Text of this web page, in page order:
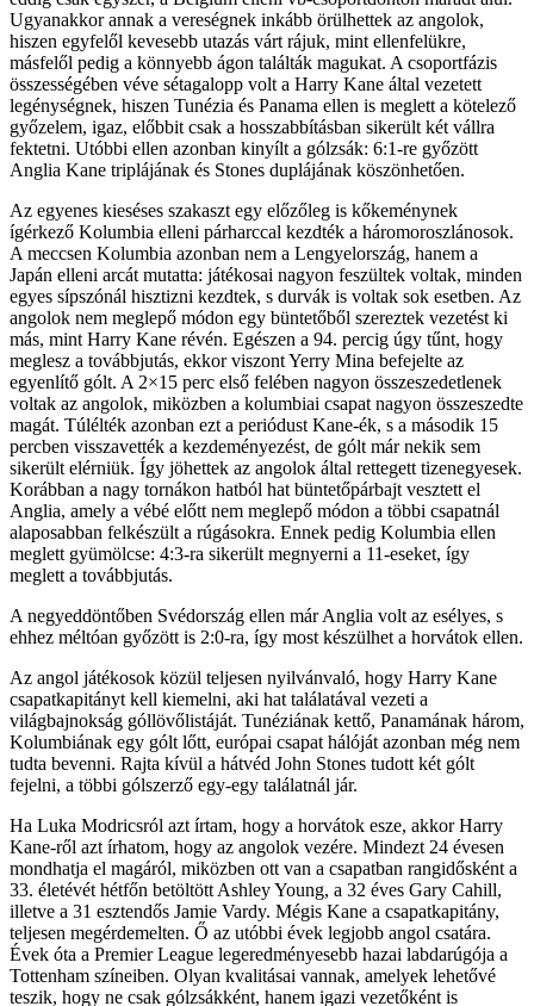
Ugyanakkor annak a vereségnek inkább örülhettek az angolok,
hiszen egyfelől kevesebb utazás várt rájuk, mint ellenfelükre,
másfelől pedig a könnyebb ágon találták magukat. A csoportfázis
összességében véve sétagalopp volt a Harry Kane által vezetett
legénységnek, hiszen Tunézia és Panama ellen is meglett a kötelező
győzelem, igaz, előbbit csak a hosszabbításban sikerült két vállra
fektetni. Utóbbi ellen azonban kinyílt a gólzsák: 6:1-re győzött
Anglia Kane triplájának és Stones duplájának köszönhetően.
Az egyenes kieséses szakaszt egy előzőleg is kőkeménynek
ígérkező Kolumbia elleni párharccal kezdték a háromoroszlánosok.
A meccsen Kolumbia azonban nem a Lengyelország, hanem a
Japán elleni arcát mutatta: játékosai nagyon feszültek voltak, minden
egyes sípszónál hisztizni kezdtek, s durvák is voltak sok esetben. Az
angolok nem meglepő módon egy büntetőből szereztek vezetést ki
más, mint Harry Kane révén. Egészen a 94. percig úgy tűnt, hogy
meglesz a továbbjutás, ekkor viszont Yerry Mina befejelte az
egyenlítő gólt. A 2×15 perc első felében nagyon összeszedetlenek
voltak az angolok, miközben a kolumbiai csapat nagyon összeszedte
magát. Túlélték azonban ezt a periódust Kane-ék, s a második 15
percben visszavették a kezdeményezést, de gólt már nekik sem
sikerült elérniük. Így jöhettek az angolok által rettegett tizenegyesek.
Korábban a nagy tornákon hatból hat büntetőpárbajt vesztett el
Anglia, amely a vébé előtt nem meglepő módon a többi csapatnál
alaposabban felkészült a rúgásokra. Ennek pedig Kolumbia ellen
meglett gyümölcse: 4:3-ra sikerült megnyerni a 11-eseket, így
meglett a továbbjutás.
A negyeddöntőben Svédország ellen már Anglia volt az esélyes, s
ehhez méltóan győzött is 2:0-ra, így most készülhet a horvátok ellen.
Az angol játékosok közül teljesen nyilvánvaló, hogy Harry Kane
csapatkapitányt kell kiemelni, aki hat találatával vezeti a
világbajnokság góllövőlistáját. Tunéziának kettő, Panamának három,
Kolumbiának egy gólt lőtt, európai csapat hálóját azonban még nem
tudta bevenni. Rajta kívül a hátvéd John Stones tudott két gólt
fejelni, a többi gólszerző egy-egy találatnál jár.
Ha Luka Modricsról azt írtam, hogy a horvátok esze, akkor Harry
Kane-ről azt írhatom, hogy az angolok vezére. Mindezt 24 évesen
mondhatja el magáról, miközben ott van a csapatban rangidősként a
33. életévét hétfőn betöltött Ashley Young, a 32 éves Gary Cahill,
illetve a 31 esztendős Jamie Vardy. Mégis Kane a csapatkapitány,
teljesen megérdemelten. Ő az utóbbi évek legjobb angol csatára.
Évek óta a Premier League legeredményesebb hazai labdarúgója a
Tottenham színeiben. Olyan kvalitásai vannak, amelyek lehetővé
teszik, hogy ne csak gólzsákként, hanem igazi vezetőként is